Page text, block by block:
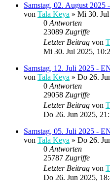
Samstag, 02. August
von Tala Keya » Mi 30.
0 Antworten
23089 Zugriffe
Letzter Beitrag von
Mi 30. Jul 2025,
Samstag, 12. Juli 2025 -
von Tala Keya » Do 26.
0 Antworten
29058 Zugriffe
Letzter Beitrag von
Do 26. Jun 2025,
Samstag, 05. Juli 2025 -
von Tala Keya » Do 26.
0 Antworten
25787 Zugriffe
Letzter Beitrag von
Do 26. Jun 2025,